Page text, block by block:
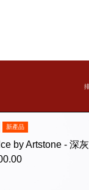
新產品
by Artstone - 深灰